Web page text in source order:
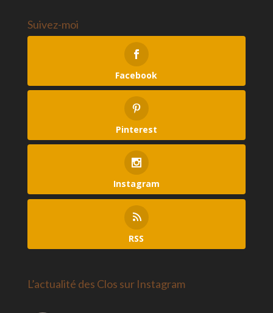
Suivez-moi
Facebook
Pinterest
Instagram
RSS
L’actualité des Clos sur Instagram